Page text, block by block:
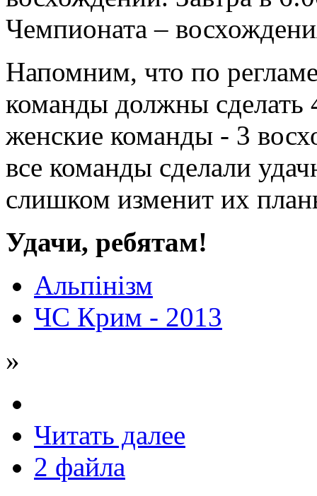
Чемпионата –
Напомним, что по
команды должны сделать
женские команды - 3
все команды сделали
слишком изменит их
Удачи, ребятам!
Альпінізм
ЧС Крим - 2013
»
Читать далее
2 файла